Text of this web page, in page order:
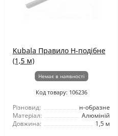
Kubala Правило Н-подібне
(1,5 м)
Немає в наявності
Код товару: 106236
Різновид:
н-образне
Матеріал:
Алюміній
Довжина:
1,5 м